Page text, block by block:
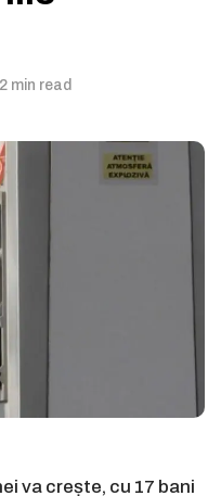
2 min read
va crește, cu 17 bani